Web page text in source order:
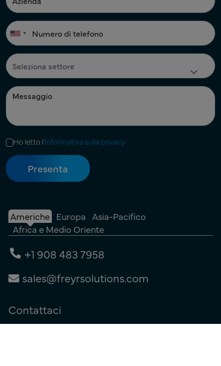
Ho letto l'informativa sulla privacy
Americhe Europa Asia-Pacifico
Africa e Medio Oriente
+1 908 483 7958
sales@freyrsolutions.com
Contattaci